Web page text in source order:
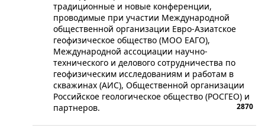
традиционные и новые конференции,
проводимые при участии Международной
общественной организации Евро-Азиатское
геофизическое общество (МОО ЕАГО),
Международной ассоциации научно-
технического и делового сотрудничества по
геофизическим исследованиям и работам в
скважинах (АИС), Общественной организации
Российское геологическое общество (РОСГЕО) и
партнеров.
2870